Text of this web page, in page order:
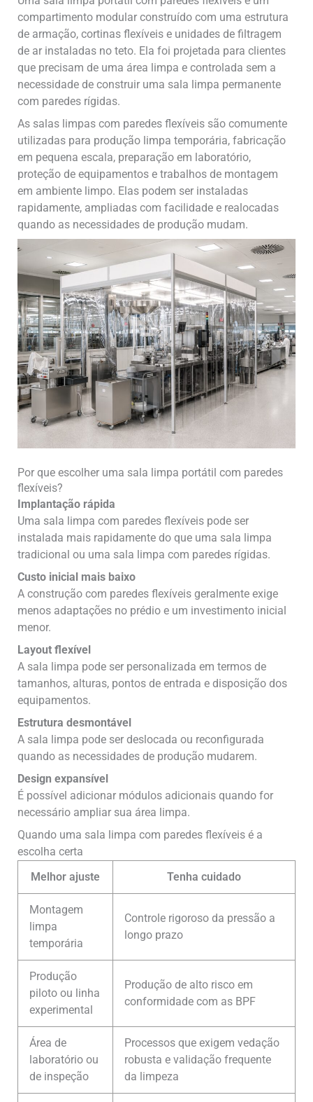
compartimento modular construído com uma estrutura
de armação, cortinas flexíveis e unidades de filtragem
de ar instaladas no teto. Ela foi projetada para clientes
que precisam de uma área limpa e controlada sem a
necessidade de construir uma sala limpa permanente
com paredes rígidas.
As salas limpas com paredes flexíveis são comumente
utilizadas para produção limpa temporária, fabricação
em pequena escala, preparação em laboratório,
proteção de equipamentos e trabalhos de montagem
em ambiente limpo. Elas podem ser instaladas
rapidamente, ampliadas com facilidade e realocadas
quando as necessidades de produção mudam.
Por que escolher uma sala limpa portátil com paredes
flexíveis?
Implantação rápida
Uma sala limpa com paredes flexíveis pode ser
instalada mais rapidamente do que uma sala limpa
tradicional ou uma sala limpa com paredes rígidas.
Custo inicial mais baixo
A construção com paredes flexíveis geralmente exige
menos adaptações no prédio e um investimento inicial
menor.
Layout flexível
A sala limpa pode ser personalizada em termos de
tamanhos, alturas, pontos de entrada e disposição dos
equipamentos.
Estrutura desmontável
A sala limpa pode ser deslocada ou reconfigurada
quando as necessidades de produção mudarem.
Design expansível
É possível adicionar módulos adicionais quando for
necessário ampliar sua área limpa.
Quando uma sala limpa com paredes flexíveis é a
escolha certa
Melhor ajuste
Tenha cuidado
Montagem
limpa
temporária
Controle rigoroso da pressão a
longo prazo
Produção
piloto ou linha
experimental
Produção de alto risco em
conformidade com as BPF
Área de
laboratório ou
de inspeção
Processos que exigem vedação
robusta e validação frequente
da limpeza